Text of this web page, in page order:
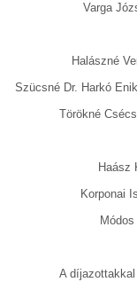
Varga
Halászné
Szücsné Dr. Harkó
Törökné
Haász
Korponai
A